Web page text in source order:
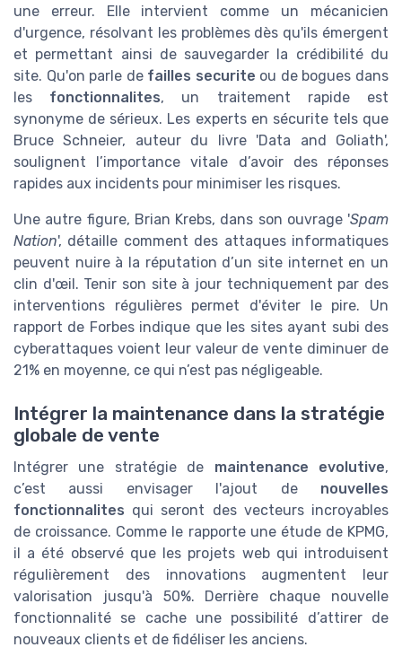
une erreur. Elle intervient comme un mécanicien
d'urgence, résolvant les problèmes dès qu'ils émergent
et permettant ainsi de sauvegarder la crédibilité du
site. Qu'on parle de failles securite ou de bogues dans
les fonctionnalites, un traitement rapide est
synonyme de sérieux. Les experts en sécurite tels que
Bruce Schneier, auteur du livre 'Data and Goliath',
soulignent l’importance vitale d’avoir des réponses
rapides aux incidents pour minimiser les risques.
Une autre figure, Brian Krebs, dans son ouvrage 'Spam
Nation', détaille comment des attaques informatiques
peuvent nuire à la réputation d’un site internet en un
clin d'œil. Tenir son site à jour techniquement par des
interventions régulières permet d'éviter le pire. Un
rapport de Forbes indique que les sites ayant subi des
cyberattaques voient leur valeur de vente diminuer de
21% en moyenne, ce qui n’est pas négligeable.
Intégrer la maintenance dans la stratégie
globale de vente
Intégrer une stratégie de maintenance evolutive,
c’est aussi envisager l'ajout de nouvelles
fonctionnalites qui seront des vecteurs incroyables
de croissance. Comme le rapporte une étude de KPMG,
il a été observé que les projets web qui introduisent
régulièrement des innovations augmentent leur
valorisation jusqu'à 50%. Derrière chaque nouvelle
fonctionnalité se cache une possibilité d’attirer de
nouveaux clients et de fidéliser les anciens.